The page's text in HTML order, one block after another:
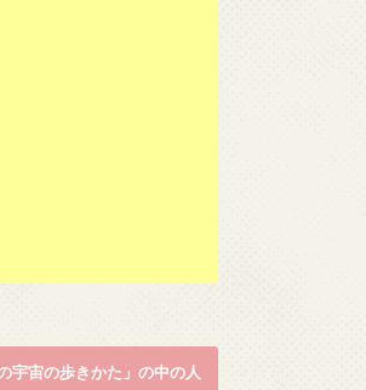
宇宙の歩きかた」の中の人